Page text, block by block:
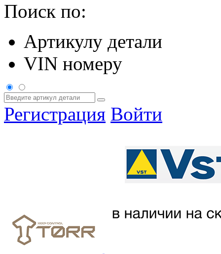
Поиск по:
Артикулу детали
VIN номеру
Регистрация Войти